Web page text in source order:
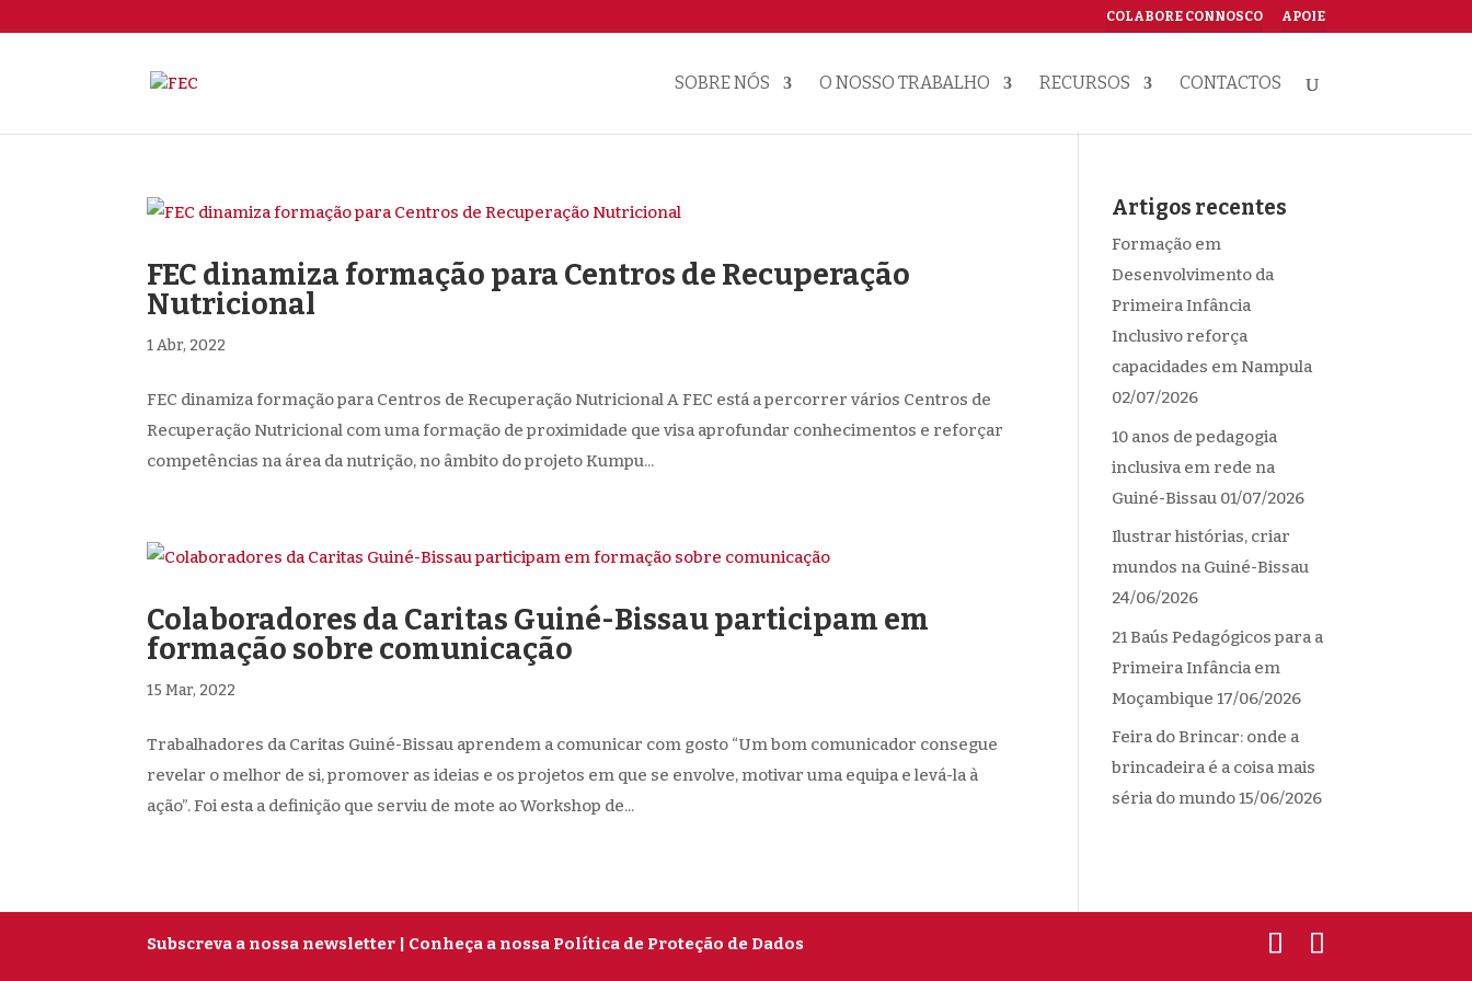
COLABORE CONNOSCO APOIE
SOBRE NÓS O NOSSO TRABALHO RECURSOS CONTACTOS
FEC dinamiza formação para Centros de Recuperação
Nutricional
1 Abr, 2022
FEC dinamiza formação para Centros de Recuperação Nutricional A FEC está a percorrer vários Centros de
Recuperação Nutricional com uma formação de proximidade que visa aprofundar conhecimentos e reforçar
competências na área da nutrição, no âmbito do projeto Kumpu...
Colaboradores da Caritas Guiné-Bissau participam em
formação sobre comunicação
15 Mar, 2022
Trabalhadores da Caritas Guiné-Bissau aprendem a comunicar com gosto “Um bom comunicador consegue
revelar o melhor de si, promover as ideias e os projetos em que se envolve, motivar uma equipa e levá-la à
ação”. Foi esta a definição que serviu de mote ao Workshop de...
Artigos recentes
Formação em
Desenvolvimento da
Primeira Infância
Inclusivo reforça
capacidades em Nampula
02/07/2026
10 anos de pedagogia
inclusiva em rede na
Guiné-Bissau 01/07/2026
Ilustrar histórias, criar
mundos na Guiné-Bissau
24/06/2026
21 Baús Pedagógicos para a
Primeira Infância em
Moçambique 17/06/2026
Feira do Brincar: onde a
brincadeira é a coisa mais
séria do mundo15/06/2026
Subscreva a nossa newsletter | Conheça a nossa Política de Proteção de Dados